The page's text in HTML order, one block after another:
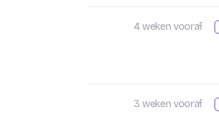
4 weken vooraf
3 weken vooraf